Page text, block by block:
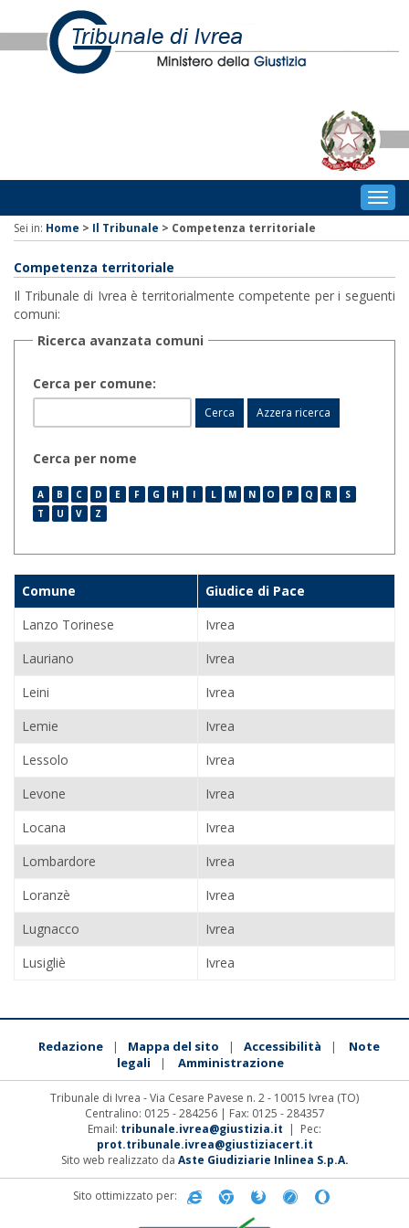
Sei in: Home > Il Tribunale > Competenza territoriale
Competenza territoriale
Il Tribunale di Ivrea è territorialmente competente per i seguenti
comuni:
Ricerca avanzata comuni
Cerca per comune:
Cerca per nome
A B C D E F G H I L M N O P Q R
S
T
U V Z
Comune
Giudice di Pace
Lanzo Torinese
Ivrea
Lauriano
Ivrea
Leini
Ivrea
Lemie
Ivrea
Lessolo
Ivrea
Levone
Ivrea
Locana
Ivrea
Lombardore
Ivrea
Loranzè
Ivrea
Lugnacco
Ivrea
Lusigliè
Ivrea
Redazione | Mappa del sito | Accessibilità |
Note
legali
| Amministrazione
Tribunale di Ivrea - Via Cesare Pavese n. 2 - 10015 Ivrea (TO)
Centralino: 0125 - 284256 | Fax: 0125 - 284357
Email: tribunale.ivrea@giustizia.it | Pec:
prot.tribunale.ivrea@giustiziacert.it
Sito web realizzato da Aste Giudiziarie Inlinea S.p.A.
Sito ottimizzato per: